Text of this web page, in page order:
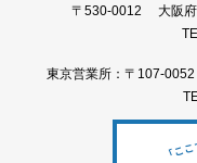
〒530-0012 大阪府
東京営業所：〒107-